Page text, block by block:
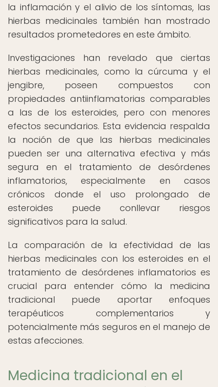
la inflamación y el alivio de los síntomas, las
hierbas medicinales también han mostrado
resultados prometedores en este ámbito.
Investigaciones han revelado que ciertas
hierbas medicinales, como la cúrcuma y el
jengibre, poseen compuestos con
propiedades antiinflamatorias comparables
a las de los esteroides, pero con menores
efectos secundarios. Esta evidencia respalda
la noción de que las hierbas medicinales
pueden ser una alternativa efectiva y más
segura en el tratamiento de desórdenes
inflamatorios, especialmente en casos
crónicos donde el uso prolongado de
esteroides puede conllevar riesgos
significativos para la salud.
La comparación de la efectividad de las
hierbas medicinales con los esteroides en el
tratamiento de desórdenes inflamatorios es
crucial para entender cómo la medicina
tradicional puede aportar enfoques
terapéuticos complementarios y
potencialmente más seguros en el manejo de
estas afecciones.
Medicina tradicional en el